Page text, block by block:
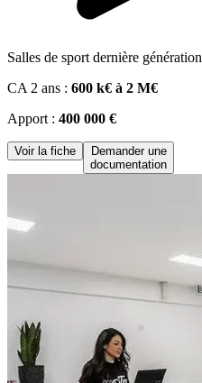
Salles de sport dernière génération
CA 2 ans : 600 k€ à 2 M€
Apport : 400 000 €
Voir la fiche
Demander une
documentation